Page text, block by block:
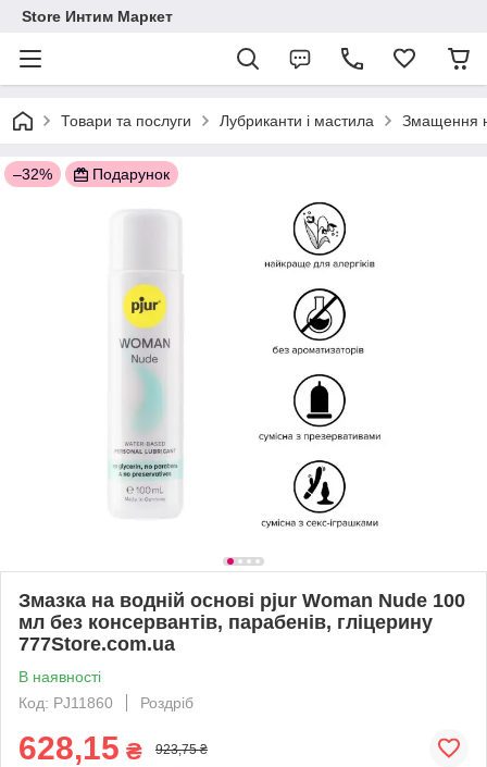
Store Интим Маркет
Товари та послуги Лубриканти і мастила Змащення
–32% Подарунок
Змазка на водній основі pjur Woman Nude 100
мл без консервантів, парабенів, гліцерину
777Store.com.ua
В наявності
Код: PJ11860
Роздріб
628,15 ₴ 923,75 ₴